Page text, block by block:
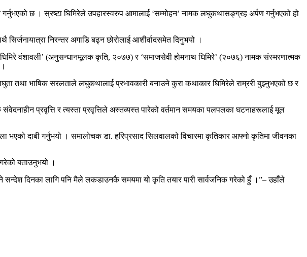
छ । स्रष्टा घिमिरेले उपहारस्वरुप आमालाई ‘सम्मोहन’ नामक लघुकथासङ्ग्रह अर्पण गर्नुभएको हो
निरन्तर अगाडि बढ्न छोरोलाई आशीर्वादसमेत दिनुभयो ।
वंशावली’ (अनुसन्धानमूलक कृति, २०७७) र ‘समाजसेवी होमनाथ घिमिरे’ (२०७६) नामक संस्मरणात्मक
तथा भाषिक सरलताले लघुकथालाई प्रभावकारी बनाउने कुरा कथाकार घिमिरेले राम्ररी बुझ्नुभएको छ र
प्रवृत्ति र त्यस्ता प्रवृत्तिले अस्तव्यस्त पारेको वर्तमान समयका पलपलका घटनाहरूलाई मूल
दाबी गर्नुभयो । समालोचक डा. हरिप्रसाद सिलवालको विचारमा कृतिकार आफ्नो कृतिमा जीवनका
बताउनुभयो ।
सन्देश दिनका लागि पनि मैले लकडाउनकै समयमा यो कृति तयार पारी सार्वजनिक गरेको हुँ ।”– उहाँले